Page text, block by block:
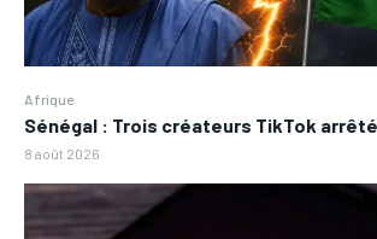
Afrique
Sénégal : Trois créateurs TikTok
8 août 2026